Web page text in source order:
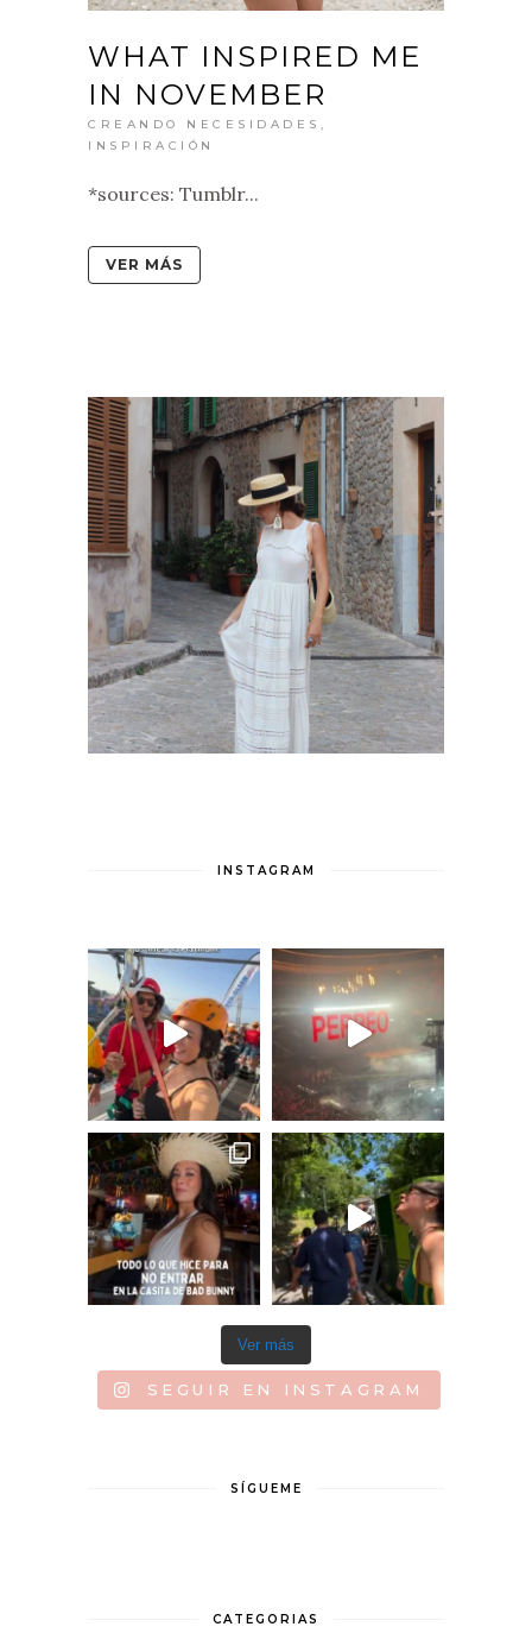
WHAT INSPIRED ME
IN NOVEMBER
CREANDO NECESIDADES ,
INSPIRACIÓN
*sources: Tumblr...
VER MÁS
INSTAGRAM
Ver más
SEGUIR EN INSTAGRAM
SÍGUEME
CATEGORIAS